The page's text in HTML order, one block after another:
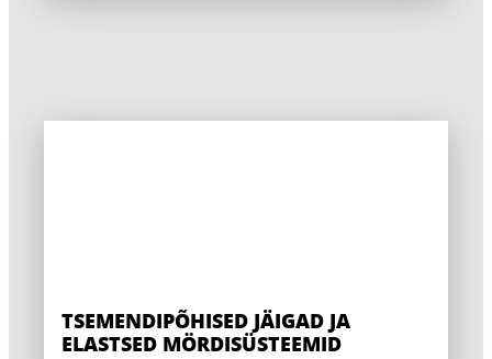
TSEMENDIPÕHISED JÄIGAD JA
ELASTSED MÖRDISÜSTEEMID